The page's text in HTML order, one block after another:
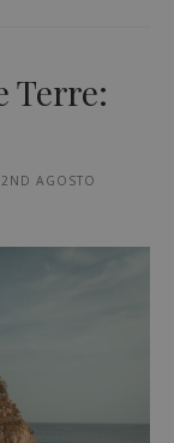
Terre:
AGOSTO